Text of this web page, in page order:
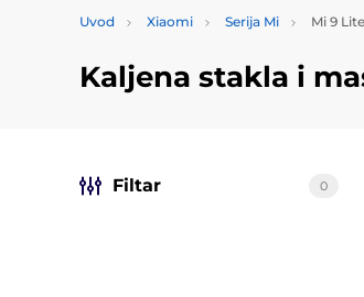
Uvod Xiaomi Serija Mi Mi 9 Lite
Kaljena stakla i
Filtar 0